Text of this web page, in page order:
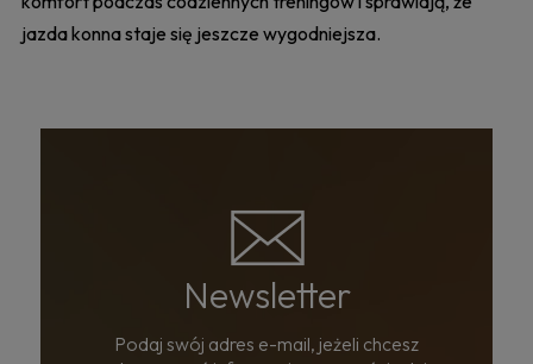
jazda konna staje się jeszcze wygodniejsza.
Newsletter
Podaj swój adres e-mail, jeżeli chcesz